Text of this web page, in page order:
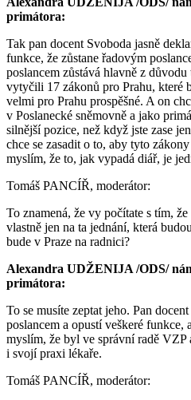
primátora:
Tak pan docent Svoboda jasně
funkce, že zůstane řadovým
poslancem zůstává hlavně z
vytyčili 17 zákonů pro Prahu, které
velmi pro Prahu prospěšné. A on
v Poslanecké sněmovně a jako
silnější pozice, než když jste zase
chce se zasadit o to, aby tyto
myslím, že to, jak vypadá diář, je
Tomáš PANCÍŘ, moderátor:
To znamená, že vy počítate s tím,
vlastně jen na ta jednání, která
bude v Praze na radnici?
Alexandra UDŽENIJA /ODS/
primátora:
To se musíte zeptat jeho. Pan
poslancem a opustí veškeré funkce,
myslím, že byl ve správní radě VZP
i svojí praxi lékaře.
Tomáš PANCÍŘ, moderátor: